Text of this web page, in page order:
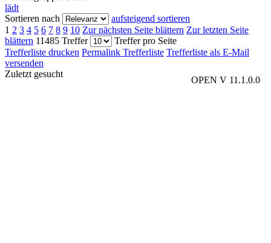
lädt
Sortieren nach
aufsteigend sortieren
1 2 3 4 5 6 7 8 9 10 Zur nächsten Seite blättern Zur letzten Seite
blättern 11485 Treffer
Treffer pro Seite
Trefferliste drucken Permalink Trefferliste Trefferliste als E-Mail
versenden
OPEN V 11.1.0.0
Zuletzt gesucht